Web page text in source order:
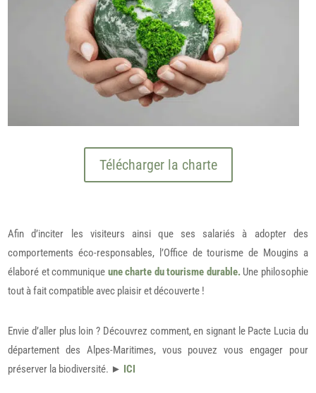
Télécharger la charte
Afin d’inciter les visiteurs ainsi que ses salariés à adopter des
comportements éco-responsables, l’Office de tourisme de Mougins a
élaboré et communique une charte du tourisme durable.Une philosophie
tout à fait compatible avec plaisir et découverte !
Envie d’aller plus loin ? Découvrez comment, en signant le Pacte Lucia du
département des Alpes-Maritimes, vous pouvez vous engager pour
préserver la biodiversité. ► ICI